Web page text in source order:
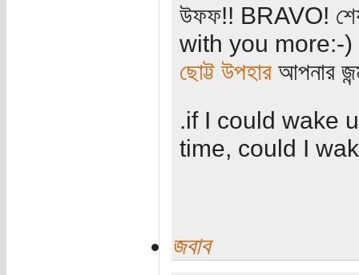
উফফ!! ‌BRAVO!
with you more:-)
ছোট্ট উপহারআপনার
.if I could wake
time, could I
জবাব